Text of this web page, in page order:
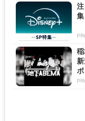
集
ボ